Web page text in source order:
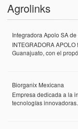
Agrolinks
Integradora Apolo SA de
INTEGRADORA
Guanajuato, con el
Biorganix Mexicana
Empresa dedicada a la
tecnologías